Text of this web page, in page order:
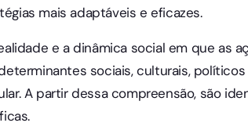
mais adaptáveis e eficazes.
e a dinâmica social em que as
sociais, culturais,
A partir dessa compreensão, são